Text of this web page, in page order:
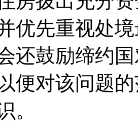
优先重视处
还鼓励缔约
便对该问题
。